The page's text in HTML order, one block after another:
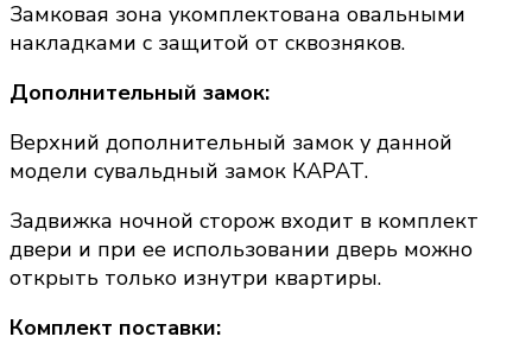
Замковая зона укомплектована овальными
накладками с защитой от сквозняков.
Дополнительный замок:
Верхний дополнительный замок у данной
модели сувальдный замок КАРАТ.
Задвижка ночной сторож входит в комплект
двери и при ее использовании дверь можно
открыть только изнутри квартиры.
Комплект поставки: